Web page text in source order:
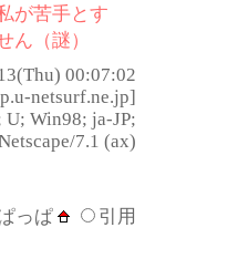
が苦手とす
ん（謎）
00:07:02
netsurf.ne.jp]
Win98; ja-JP;
7.1 (ax)
っぱ
引用